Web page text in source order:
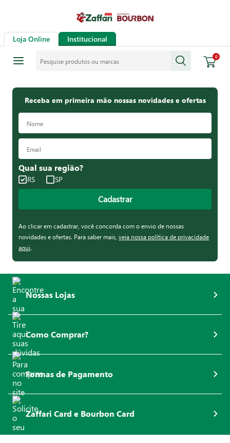
Loja Online Institucional
0
Receba em primeira mão nossas novidades e ofertas
Qual sua região?
RS SP
Cadastrar
Ao clicar em cadastrar, você concorda com o envio de nossas
novidades e ofertas. Para saber mais, veja nossa política de privacidade
aqui.
Nossas Lojas
Como Comprar?
Formas de Pagamento
Zaffari Card e Bourbon Card